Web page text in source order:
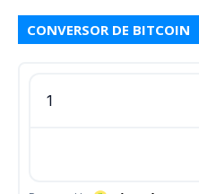
CONVERSOR DE BITCOIN